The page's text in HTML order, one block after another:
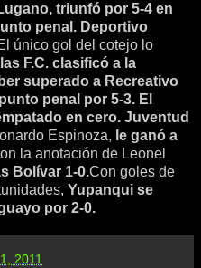
triunfó por 5-4 en
penal. Deportivo
único gol del cotejo lo
F.C. clasificó a la
superado a Recreativo
penal por 5-3. El
en cero. Juventud
Espinoza, le ganó a
la anotación de Leonel
Bolívar 1-0.Con goles de
Yupanqui se
por 2-0.
2011